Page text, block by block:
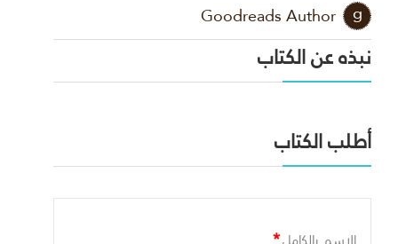
Goodreads Author
نبذه عن الكتاب
أطلب الكتاب